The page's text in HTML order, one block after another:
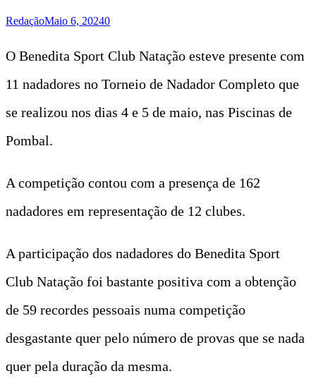
RedaçãoMaio 6, 20240
O Benedita Sport Club Natação esteve presente com
11 nadadores no Torneio de Nadador Completo que
se realizou nos dias 4 e 5 de maio, nas Piscinas de
Pombal.
A competição contou com a presença de 162
nadadores em representação de 12 clubes.
A participação dos nadadores do Benedita Sport
Club Natação foi bastante positiva com a obtenção
de 59 recordes pessoais numa competição
desgastante quer pelo número de provas que se nada
quer pela duração da mesma.